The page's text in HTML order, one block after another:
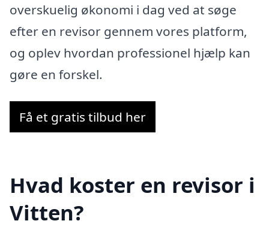
overskuelig økonomi i dag ved at søge
efter en revisor gennem vores platform,
og oplev hvordan professionel hjælp kan
gøre en forskel.
Få et gratis tilbud her
Hvad koster en revisor i
Vitten?